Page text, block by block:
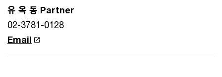
유 옥 동 Partner
02-3781-0128
Email